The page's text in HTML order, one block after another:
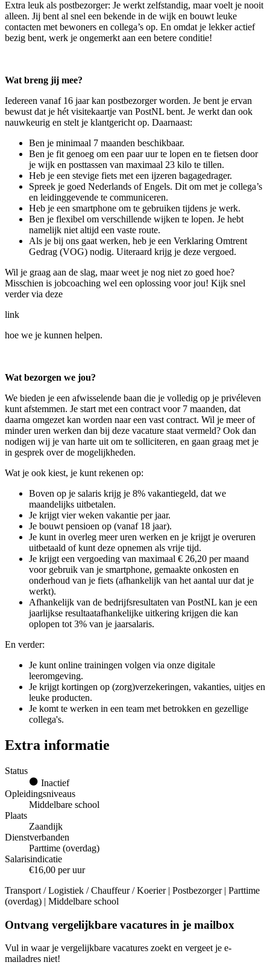
Extra leuk als postbezorger: Je werkt zelfstandig, maar voelt je nooit
alleen. Jij bent al snel een bekende in de wijk en bouwt leuke
contacten met bewoners en collega’s op. En omdat je lekker actief
bezig bent, werk je ongemerkt aan een betere conditie!
Wat breng jij mee?
Iedereen vanaf 16 jaar kan postbezorger worden. Je bent je ervan
bewust dat je hét visitekaartje van PostNL bent. Je werkt dan ook
nauwkeurig en stelt je klantgericht op. Daarnaast:
Ben je minimaal 7 maanden beschikbaar.
Ben je fit genoeg om een paar uur te lopen en te fietsen door
je wijk en posttassen van maximaal 23 kilo te tillen.
Heb je een stevige fiets met een ijzeren bagagedrager.
Spreek je goed Nederlands of Engels. Dit om met je collega’s
en leidinggevende te communiceren.
Heb je een smartphone om te gebruiken tijdens je werk.
Ben je flexibel om verschillende wijken te lopen. Je hebt
namelijk niet altijd een vaste route.
Als je bij ons gaat werken, heb je een Verklaring Omtrent
Gedrag (VOG) nodig. Uiteraard krijg je deze vergoed.
Wil je graag aan de slag, maar weet je nog niet zo goed hoe?
Misschien is jobcoaching wel een oplossing voor jou! Kijk snel
verder via deze
link
hoe we je kunnen helpen.
Wat bezorgen we jou?
We bieden je een afwisselende baan die je volledig op je privéleven
kunt afstemmen. Je start met een contract voor 7 maanden, dat
daarna omgezet kan worden naar een vast contract. Wil je meer of
minder uren werken dan bij deze vacature staat vermeld? Ook dan
nodigen wij je van harte uit om te solliciteren, en gaan graag met je
in gesprek over de mogelijkheden.
Wat je ook kiest, je kunt rekenen op:
Boven op je salaris krijg je 8% vakantiegeld, dat we
maandelijks uitbetalen.
Je krijgt vier weken vakantie per jaar.
Je bouwt pensioen op (vanaf 18 jaar).
Je kunt in overleg meer uren werken en je krijgt je overuren
uitbetaald of kunt deze opnemen als vrije tijd.
Je krijgt een vergoeding van maximaal € 26,20 per maand
voor gebruik van je smartphone, gemaakte onkosten en
onderhoud van je fiets (afhankelijk van het aantal uur dat je
werkt).
Afhankelijk van de bedrijfsresultaten van PostNL kan je een
jaarlijkse resultaatafhankelijke uitkering krijgen die kan
oplopen tot 3% van je jaarsalaris.
En verder:
Je kunt online trainingen volgen via onze digitale
leeromgeving.
Je krijgt kortingen op (zorg)verzekeringen, vakanties, uitjes en
leuke producten.
Je komt te werken in een team met betrokken en gezellige
collega's.
Extra informatie
Status
Inactief
Opleidingsniveaus
Middelbare school
Plaats
Zaandijk
Dienstverbanden
Parttime (overdag)
Salarisindicatie
€16,00 per uur
Transport / Logistiek / Chauffeur / Koerier | Postbezorger | Parttime
(overdag) | Middelbare school
Ontvang vergelijkbare vacatures in je mailbox
Vul in waar je vergelijkbare vacatures zoekt en vergeet je e-
mailadres niet!